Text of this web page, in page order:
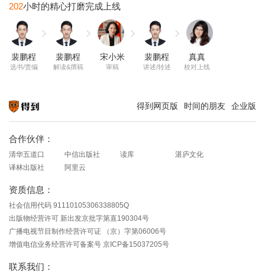
202
裴鹏程
选书/责编
裴鹏程
解读&撰稿
宋小米
审稿
裴鹏程
讲述/转述
真真
校对上线
得到网页版 时间的朋友 企业版
合作伙伴：
清华五道口 中信出版社 读库
湛庐文化
译林出版社
阿里云
资质信息：
社会信用代码 91110105306338805Q
出版物经营许可 新出发京批字第直190304号
广播电视节目制作经营许可证 （京）字第06006号
增值电信业务经营许可备案号 京ICP备15037205号
联系我们：